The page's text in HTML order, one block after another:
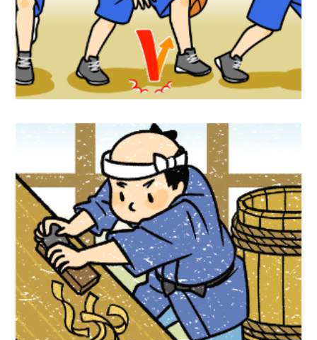
学習漫画『未来につなぐ日本の工芸品』
Gakken